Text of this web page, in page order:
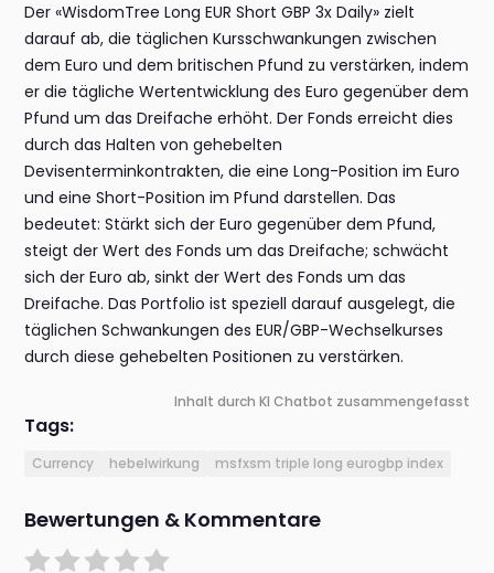
Der «WisdomTree Long EUR Short GBP 3x Daily» zielt
darauf ab, die täglichen Kursschwankungen zwischen
dem Euro und dem britischen Pfund zu verstärken, indem
er die tägliche Wertentwicklung des Euro gegenüber dem
Pfund um das Dreifache erhöht. Der Fonds erreicht dies
durch das Halten von gehebelten
Devisenterminkontrakten, die eine Long-Position im Euro
und eine Short-Position im Pfund darstellen. Das
bedeutet: Stärkt sich der Euro gegenüber dem Pfund,
steigt der Wert des Fonds um das Dreifache; schwächt
sich der Euro ab, sinkt der Wert des Fonds um das
Dreifache. Das Portfolio ist speziell darauf ausgelegt, die
täglichen Schwankungen des EUR/GBP-Wechselkurses
durch diese gehebelten Positionen zu verstärken.
Inhalt durch KI Chatbot zusammengefasst
Tags:
Currency hebelwirkung msfxsm triple long eurogbp index
Bewertungen & Kommentare